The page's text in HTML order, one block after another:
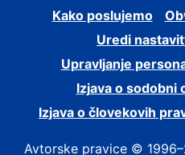
Kako poslujemo
Uredi
Upravljanje
Izjava o sodobni
Izjava o človekovih
Avtorske pravice ©